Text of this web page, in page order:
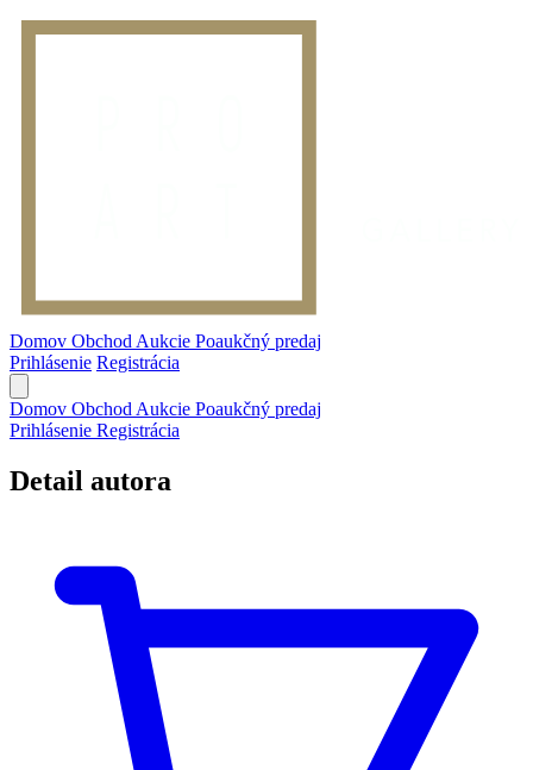
Domov Obchod Aukcie Poaukčný predaj
Prihlásenie Registrácia
Domov Obchod Aukcie Poaukčný predaj
Prihlásenie Registrácia
Detail autora